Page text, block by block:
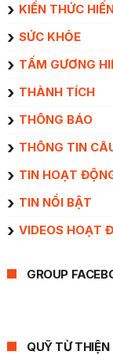
KIẾN THỨC
SỨC KHỎE
TẤM GƯƠNG
THÀNH TÍCH
THÔNG BÁO
THÔNG TIN
TIN HOẠT
TIN NỔI BẬT
VIDEOS HOẠT
GROUP
QUỸ TỪ